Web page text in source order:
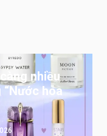
nhiều
hoa